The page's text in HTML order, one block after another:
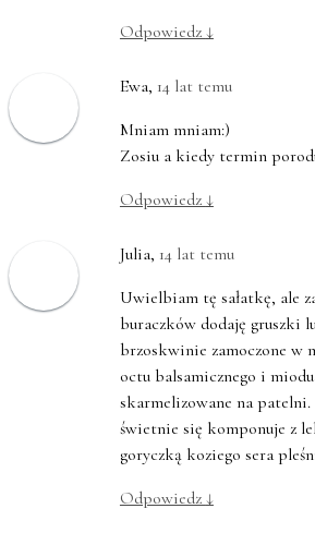
Odpowiedz ↓
Ewa, 14 lat temu
Mniam mniam:)
Zosiu a kiedy termin
Odpowiedz ↓
Julia, 14 lat temu
Uwielbiam tę sałatkę, ale
buraczków dodaję gruszki
brzoskwinie zamoczone w
octu balsamicznego i
skarmelizowane na patelni.
świetnie się komponuje z
goryczką koziego sera
Odpowiedz ↓